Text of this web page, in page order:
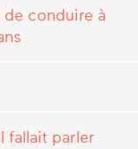
de conduire à
fallait parler